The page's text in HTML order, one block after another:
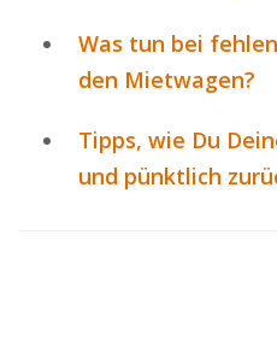
Was tun bei
den Mietwagen?
Tipps, wie Du
und pünktlich